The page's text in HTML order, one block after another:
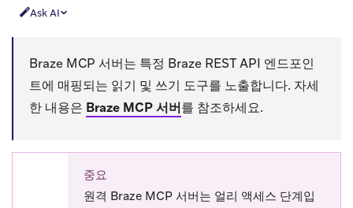
Ask AI
Braze MCP 서버는 특정 Braze REST API 엔드포인
트에 매핑되는 읽기 및 쓰기 도구를 노출합니다. 자세
한 내용은 Braze MCP 서버를 참조하세요.
중요
원격 Braze MCP 서버는 얼리 액세스 단계입